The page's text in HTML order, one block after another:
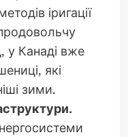
іригації
у Канаді вже
які
зими.